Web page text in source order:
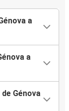
a
a
Génova